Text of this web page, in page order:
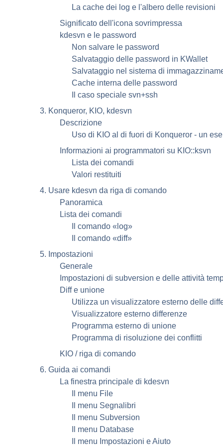
La cache dei log e l'albero delle revisioni
Significato dell'icona sovrimpressa
kdesvn e le password
Non salvare le password
Salvataggio delle password in KWallet
Salvataggio nel sistema di
Cache interna delle password
Il caso speciale svn+ssh
3. Konqueror, KIO, kdesvn
Descrizione
Uso di KIO al di fuori di Konqueror - un
Informazioni ai programmatori su KIO::ksvn
Lista dei comandi
Valori restituiti
4. Usare kdesvn da riga di comando
Panoramica
Lista dei comandi
Il comando « log»
Il comando «diff»
5. Impostazioni
Generale
Impostazioni di subversion e delle attività
Diff e unione
Utilizza un visualizzatore esterno delle
Visualizzatore esterno differenze
Programma esterno di unione
Programma di risoluzione dei conflitti
KIO / riga di comando
6. Guida ai comandi
La finestra principale di kdesvn
Il menu File
Il menu Segnalibri
Il menu Subversion
Il menu Database
Il menu Impostazioni e Aiuto